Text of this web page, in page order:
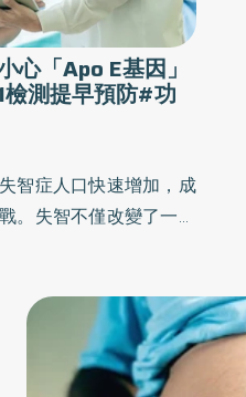
心「Apo E基因」
測提早預防#功
智症人口快速增加，成
。失智不僅改變了一個
腦退化的無聲期就洞察
測」找出潛在危險信